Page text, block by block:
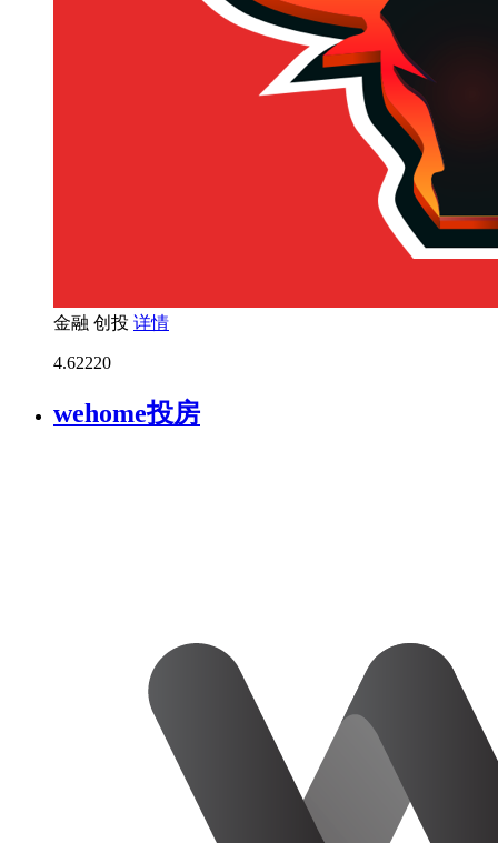
金融 创投 详情
4.62220
wehome投房